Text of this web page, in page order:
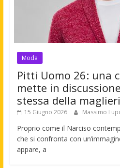
Moda
Pitti Uomo 26: una
mette in
stessa della
15 Giugno 2026 Massimo
Proprio come il Narciso
che si confronta con
appare, a